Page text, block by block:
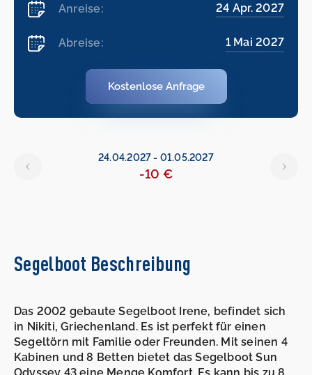
Anreise: 24 Apr. 2027
Abreise: 1 Mai 2027
Kostenlose Anfrage
24.04.2027- 01.05.2027
-10 €
Segelboot Beschreibung
Das 2002 gebaute Segelboot Irene, befindet sich
in Nikiti, Griechenland. Es ist perfekt für einen
Segeltörn mit Familie oder Freunden. Mit seinen 4
Kabinen und 8 Betten bietet das Segelboot Sun